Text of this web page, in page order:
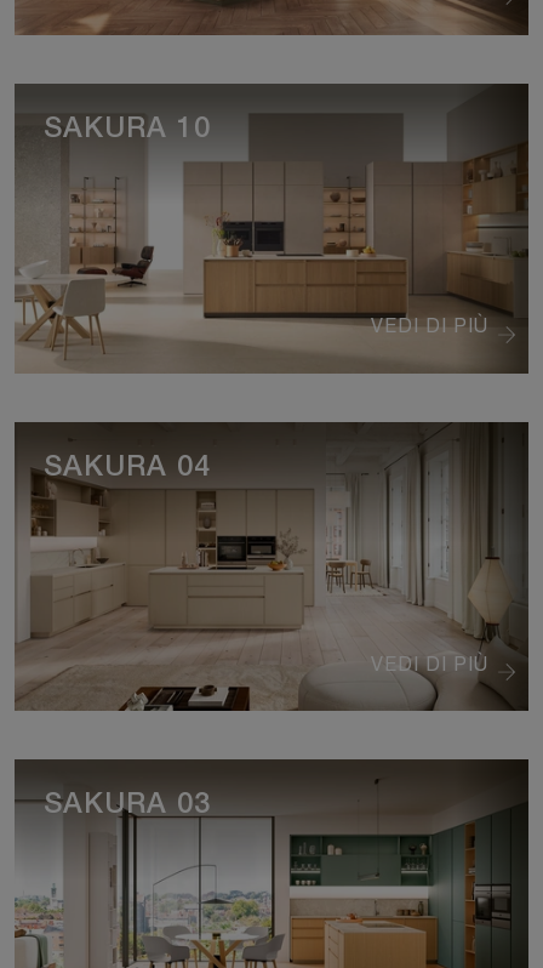
VEDI DI PIÙ
SAKURA 10
VEDI DI PIÙ
SAKURA 04
SAKURA 03